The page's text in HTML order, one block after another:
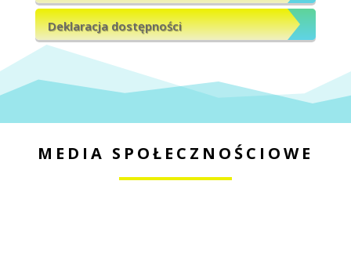
Deklaracja dostępności
MEDIA SPOŁECZNOŚCIOWE